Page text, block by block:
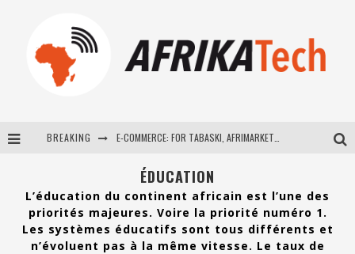
BREAKING
New to online sports betting? Consider These Tips to Play Your First Online Sports Betting Successfully
How Technology Has Changed Sports
ÉDUCATION
L’éducation du continent africain est l’une des
priorités majeures. Voire la priorité numéro 1.
Les systèmes éducatifs sont tous différents et
n’évoluent pas à la même vitesse. Le taux de